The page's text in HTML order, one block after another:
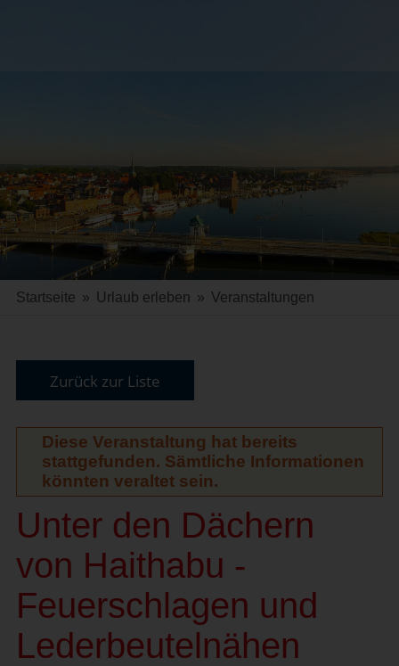
Startseite » Urlaub erleben » Veranstaltungen
Zurück zur Liste
Diese Veranstaltung hat bereits
stattgefunden. Sämtliche Informationen
könnten veraltet sein.
Unter den Dächern
von Haithabu -
Feuerschlagen und
Lederbeutelnähen